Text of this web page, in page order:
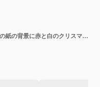
クリスマス作曲。パステルブルーの紙の背景に赤と白のクリスマスの装飾。